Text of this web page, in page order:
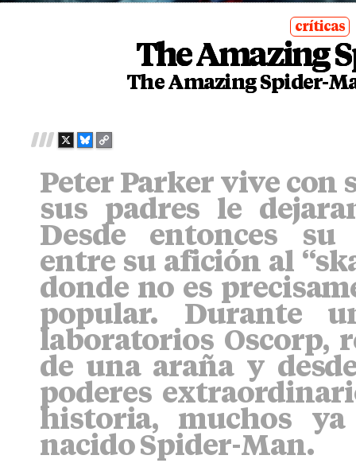
posted
in
críticas
The Amazing
The Amazing Spider-
X
B
E
Y
C
Y
L
N
Peter Parker vive con
sus padres le
Desde entonces
entre su afición al
donde no es
popular. Durante
laboratorios Oscorp,
de una araña y
poderes
historia, muchos
nacido Spider-Man.